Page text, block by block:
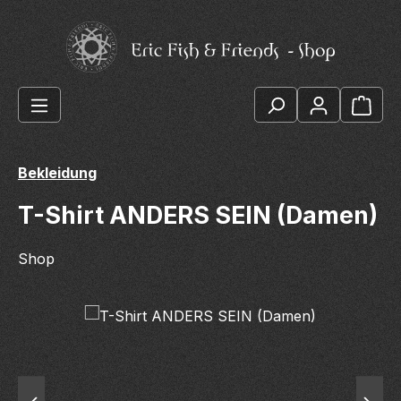
Zum Hauptinhalt springen
Bekleidung
T-Shirt ANDERS SEIN (Damen)
Shop
Bildergalerie überspringen